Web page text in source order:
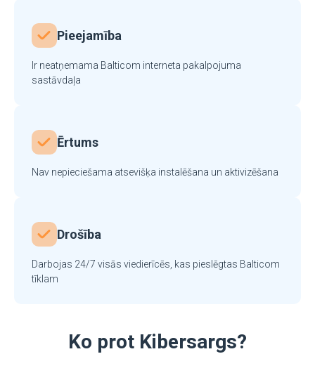
Pieejamība
Ir neatņemama Balticom interneta pakalpojuma
sastāvdaļa
Ērtums
Nav nepieciešama atsevišķa instalēšana un aktivizēšana
Drošība
Darbojas 24/7 visās viedierīcēs, kas pieslēgtas Balticom
tīklam
Ko prot Kibersargs?